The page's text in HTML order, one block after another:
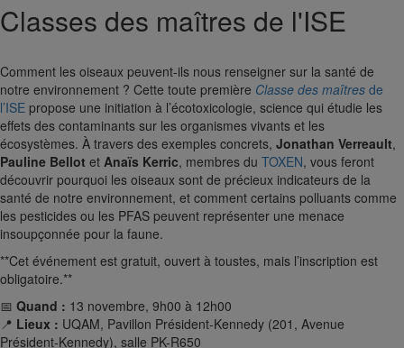
Classes des maîtres de l'ISE
Comment les oiseaux peuvent-ils nous renseigner sur la santé de
notre environnement ? Cette toute première Classe des maîtres de
l’ISE propose une initiation à l’écotoxicologie, science qui étudie les
effets des contaminants sur les organismes vivants et les
écosystèmes. À travers des exemples concrets, Jonathan Verreault,
Pauline Bellot et Anaïs Kerric, membres du TOXEN, vous feront
découvrir pourquoi les oiseaux sont de précieux indicateurs de la
santé de notre environnement, et comment certains polluants comme
les pesticides ou les PFAS peuvent représenter une menace
insoupçonnée pour la faune.
**Cet événement est gratuit, ouvert à toustes, mais l’inscription est
obligatoire.**
📅 Quand : 13 novembre, 9h00 à 12h00
📍 Lieux : UQAM, Pavillon Président-Kennedy (201, Avenue
Président-Kennedy), salle PK-R650